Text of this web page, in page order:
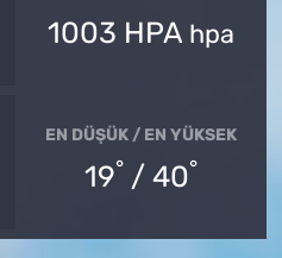
1003 HPA hpa
EN DÜŞÜK / EN YÜKSEK
19° / 40°